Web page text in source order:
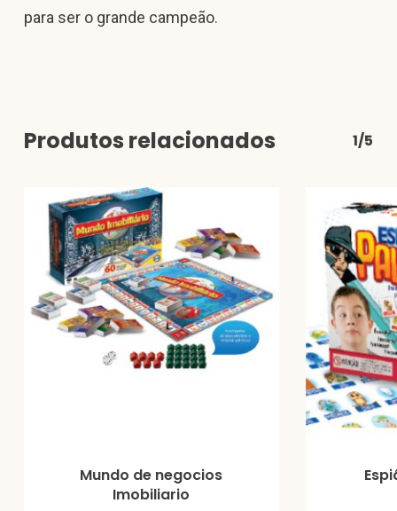
para ser o grande campeão.
Produtos relacionados 1/5
Mundo de negocios
Imobiliario